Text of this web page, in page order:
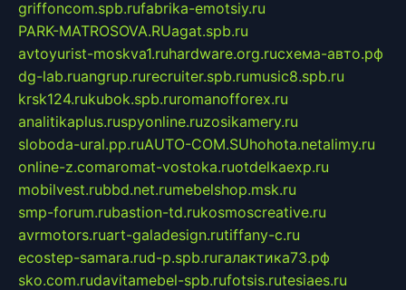
griffoncom.spb.rufabrika-emotsiy.ru
PARK-MATROSOVA.RUagat.spb.ru
avtoyurist-moskva1.ruhardware.org.ruсхема-авто.рф
dg-lab.ruangrup.rurecruiter.spb.rumusic8.spb.ru
krsk124.rukubok.spb.ruromanofforex.ru
analitikaplus.ruspyonline.ruzosikamery.ru
sloboda-ural.pp.ruAUTO-COM.SUhohota.netalimy.ru
online-z.comaromat-vostoka.ruotdelkaexp.ru
mobilvest.rubbd.net.rumebelshop.msk.ru
smp-forum.rubastion-td.rukosmoscreative.ru
avrmotors.ruart-galadesign.rutiffany-c.ru
ecostep-samara.rud-p.spb.ruгалактика73.рф
sko.com.rudavitamebel-spb.rufotsis.rutesiaes.ru